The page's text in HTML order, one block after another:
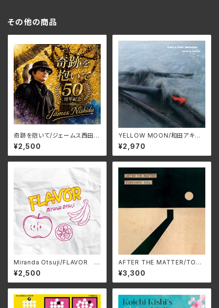
その他の商品
奇跡を抱いて/ジェームス西田
JMG-37(仕様:CD)
¥2,500
YELLOW MOON/和田アキ
ラ ALT-527C(仕様:CD)
¥2,970
Miranda Otsuji/FLAVOR M
RND-0008(仕様:CD)
¥2,500
AFTER THE MATTER/TOM
OHIKO KIRA HARV-0025
(仕様:CD)
¥3,300